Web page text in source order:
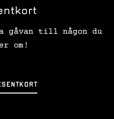
gåvan till någon du
om!